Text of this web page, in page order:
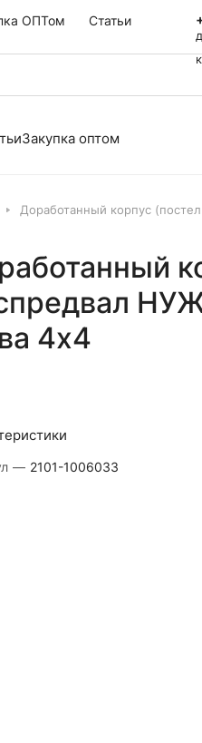
ОПТом Статьи
Закупка оптом
Доработанный корпус
4х4
— 2101-1006033